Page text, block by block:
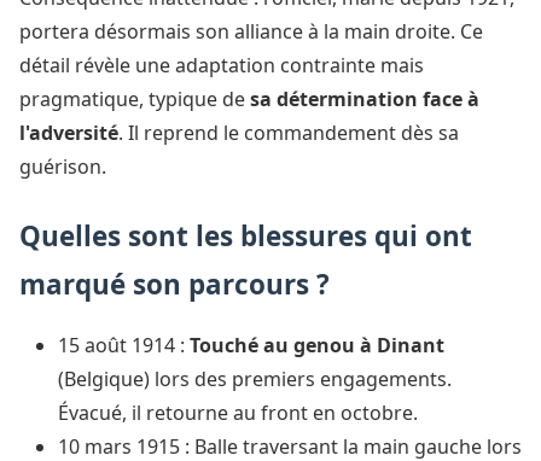
portera désormais son alliance à la main droite. Ce
détail révèle une adaptation contrainte mais
pragmatique, typique desa détermination face à
l'adversité. Il reprend le commandement dès sa
guérison.
Quelles sont les blessures qui ont
marqué son parcours ?
15 août 1914 : Touché au genou à Dinant
(Belgique) lors des premiers engagements.
Évacué, il retourne au front en octobre.
10 mars 1915 : Balle traversant la main gauche lors